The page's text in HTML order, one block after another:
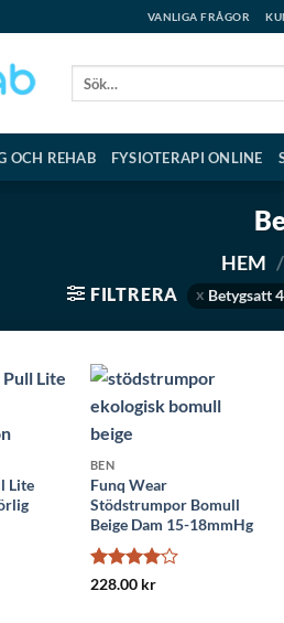
VANLIGA FRÅGOR
OCH REHAB FYSIOTERAPI ONLINE
HEM /
FILTRERA Betygsatt
Lite
BEN
Funq Wear
Stödstrumpor Bomull
Beige Dam 15-18mmHg
Betygsatt
228.00 kr